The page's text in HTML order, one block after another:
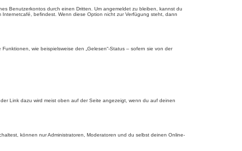
Benutzerkontos durch einen Dritten. Um angemeldet zu bleiben, kannst du
befindest. Wenn diese Option nicht zur Verfügung steht, dann
wie beispielsweise den „Gelesen“-Status – sofern sie von der
Link dazu wird meist oben auf der Seite angezeigt, wenn du auf deinen
können nur Administratoren, Moderatoren und du selbst deinen Online-